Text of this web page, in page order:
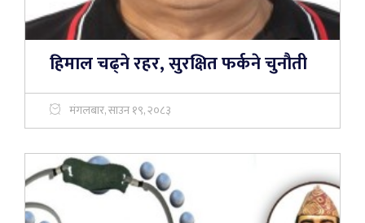
हिमाल चढ्ने रहर, सुरक्षित फर्कने चुनौती
मंगलबार, साउन १९, २०८३